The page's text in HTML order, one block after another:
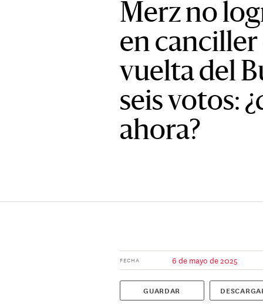
Merz no
en
vuelta del
seis votos:
ahora?
FECHA 6 de mayo de 2025
GUARDAR